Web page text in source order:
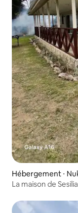
Hébergement ⋅
La maison de Sesilia